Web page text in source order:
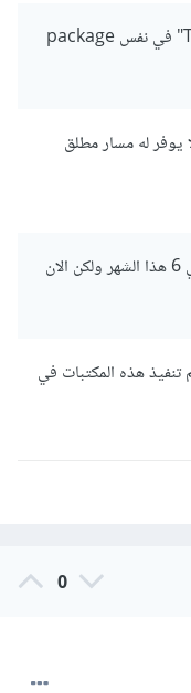
ليس من المفروض أن يكون ملف "Test.txt" في نفس package
له مسار مطلق
ما الحل؟ لازلت بانتظار حاسوبي تقريبا يجي 6 هذا الشهر ولكن الان
هذه المكتبات في
0